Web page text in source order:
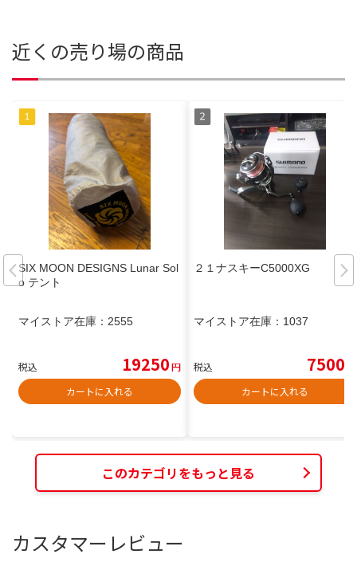
近くの売り場の商品
SIX MOON DESIGNS Lunar Sol
o テント
マイストア在庫： 2555
税込 19250円
カートに入れる
２１ナスキーC5000XG
マイストア在庫： 1037
税込 7500
カートに入れる
このカテゴリをもっと見る
カスタマーレビュー